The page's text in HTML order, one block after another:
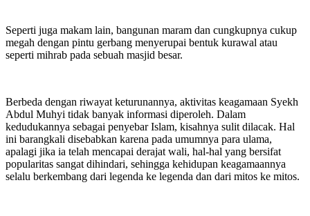
Seperti juga makam lain, bangunan maram dan cungkupnya cukup
megah dengan pintu gerbang menyerupai bentuk kurawal atau
seperti mihrab pada sebuah masjid besar.
Berbeda dengan riwayat keturunannya, aktivitas keagamaan Syekh
Abdul Muhyi tidak banyak informasi diperoleh. Dalam
kedudukannya sebagai penyebar Islam, kisahnya sulit dilacak. Hal
ini barangkali disebabkan karena pada umumnya para ulama,
apalagi jika ia telah mencapai derajat wali, hal-hal yang bersifat
popularitas sangat dihindari, sehingga kehidupan keagamaannya
selalu berkembang dari legenda ke legenda dan dari mitos ke mitos.